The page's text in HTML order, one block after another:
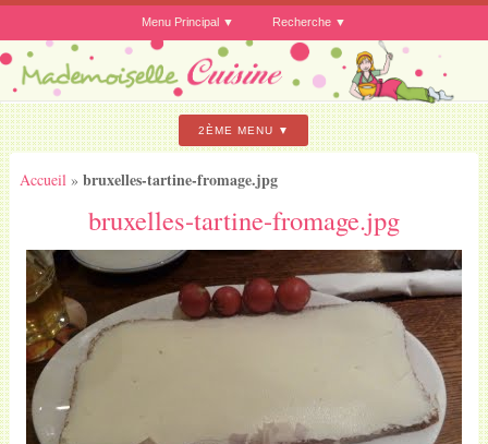
Menu Principal Recherche
2ÈME MENU
Accueil » bruxelles-tartine-fromage.jpg
bruxelles-tartine-fromage.jpg